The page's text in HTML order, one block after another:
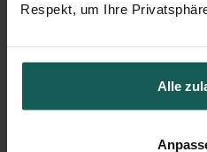
Respekt, um Ihre
Alle